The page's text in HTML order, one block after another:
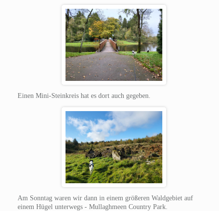
Einen Mini-Steinkreis hat es dort auch gegeben.
Am Sonntag waren wir dann in einem größeren Waldgebiet auf
einem Hügel unterwegs - Mullaghmeen Country Park.